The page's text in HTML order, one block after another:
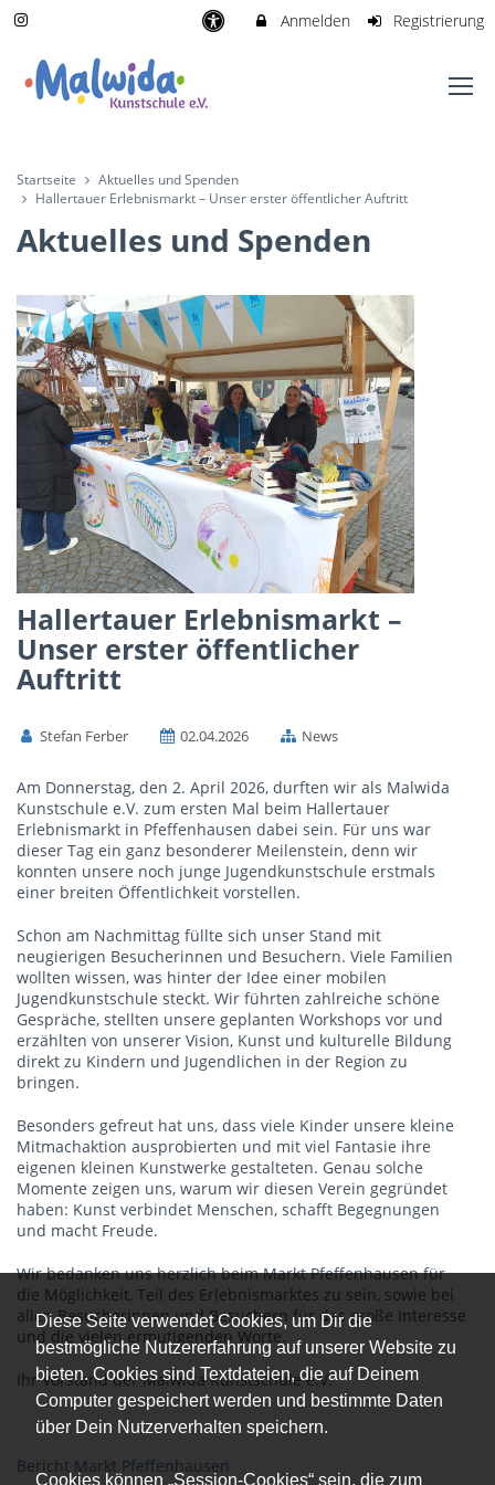
Diese Seite verwendet Cookies, um Dir die
bestmögliche Nutzererfahrung auf unserer Website zu
bieten. Cookies sind Textdateien, die auf Deinem
Computer gespeichert werden und bestimmte Daten
über Dein Nutzerverhalten speichern.
Cookies können „Session-Cookies“ sein, die zum
Anmelden Registrierung
Startseite
Aktuelles und Spenden
Hallertauer Erlebnismarkt – Unser erster öffentlicher Auftritt
Aktuelles und Spenden
Hallertauer Erlebnismarkt –
Unser erster öffentlicher
Auftritt
Stefan Ferber 02.04.2026 News
Am Donnerstag, den 2. April 2026, durften wir als Malwida
Kunstschule e.V. zum ersten Mal beim Hallertauer
Erlebnismarkt in Pfeffenhausen dabei sein. Für uns war
dieser Tag ein ganz besonderer Meilenstein, denn wir
konnten unsere noch junge Jugendkunstschule erstmals
einer breiten Öffentlichkeit vorstellen.
Schon am Nachmittag füllte sich unser Stand mit
neugierigen Besucherinnen und Besuchern. Viele Familien
wollten wissen, was hinter der Idee einer mobilen
Jugendkunstschule steckt. Wir führten zahlreiche schöne
Gespräche, stellten unsere geplanten Workshops vor und
erzählten von unserer Vision, Kunst und kulturelle Bildung
direkt zu Kindern und Jugendlichen in der Region zu
bringen.
Besonders gefreut hat uns, dass viele Kinder unsere kleine
Mitmachaktion ausprobierten und mit viel Fantasie ihre
eigenen kleinen Kunstwerke gestalteten. Genau solche
Momente zeigen uns, warum wir diesen Verein gegründet
haben: Kunst verbindet Menschen, schafft Begegnungen
und macht Freude.
Wir bedanken uns herzlich beim Markt Pfeffenhausen für
die Möglichkeit, Teil des Erlebnismarktes zu sein, sowie bei
allen Besucherinnen und Besuchern für das große Interesse
und die vielen ermutigenden Worte.
Ihr Vorstand der Malwida Kunstschule e.V.
Bericht Markt Pfeffenhausen